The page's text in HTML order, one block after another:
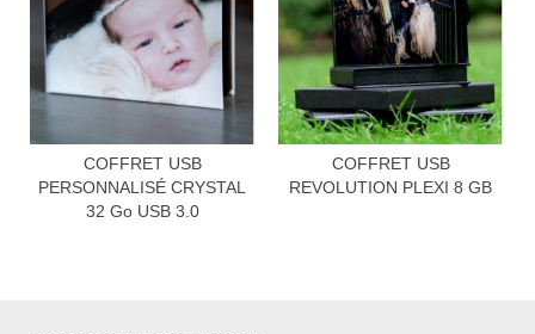
COFFRET USB
PERSONNALISÉ CRYSTAL
32 Go USB 3.0
COFFRET USB
REVOLUTION PLEXI 8 GB